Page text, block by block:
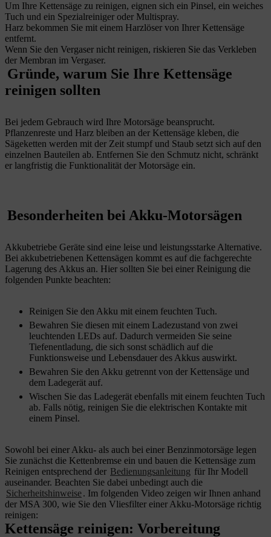
Um Ihre Kettensäge zu reinigen, eignen sich ein Pinsel, ein weiches
Tuch und ein Spezialreiniger oder Multispray.
Harz bekommen Sie mit einem Harzlöser von Ihrer Kettensäge
entfernt.
Wenn Sie den Vergaser nicht reinigen, riskieren Sie das Verkleben
der Membran im Vergaser.
Gründe, warum Sie Ihre Kettensäge
reinigen sollten
Bei jedem Gebrauch wird Ihre Motorsäge beansprucht.
Pflanzenreste und Harz bleiben an der Kettensäge kleben, die
Sägeketten werden mit der Zeit stumpf und Staub setzt sich auf den
einzelnen Bauteilen ab. Entfernen Sie den Schmutz nicht, schränkt
er langfristig die Funktionalität der Motorsäge ein.
Besonderheiten bei Akku-Motorsägen
Akkubetriebe Geräte sind eine leise und leistungsstarke Alternative.
Bei akkubetriebenen Kettensägen kommt es auf die fachgerechte
Lagerung des Akkus an. Hier sollten Sie bei einer Reinigung die
folgenden Punkte beachten:
Reinigen Sie den Akku mit einem feuchten Tuch.
Bewahren Sie diesen mit einem Ladezustand von zwei
leuchtenden LEDs auf. Dadurch vermeiden Sie seine
Tiefenentladung, die sich sonst schädlich auf die
Funktionsweise und Lebensdauer des Akkus auswirkt.
Bewahren Sie den Akku getrennt von der Kettensäge und
dem Ladegerät auf.
Wischen Sie das Ladegerät ebenfalls mit einem feuchten Tuch
ab. Falls nötig, reinigen Sie die elektrischen Kontakte mit
einem Pinsel.
Sowohl bei einer Akku- als auch bei einer Benzinmotorsäge legen
Sie zunächst die Kettenbremse ein und bauen die Kettensäge zum
Reinigen entsprechend der Bedienungsanleitung für Ihr Modell
auseinander. Beachten Sie dabei unbedingt auch die
Sicherheitshinweise. Im folgenden Video zeigen wir Ihnen anhand
der MSA 300, wie Sie den Vliesfilter einer Akku-Motorsäge richtig
reinigen:
Kettensäge reinigen: Vorbereitung